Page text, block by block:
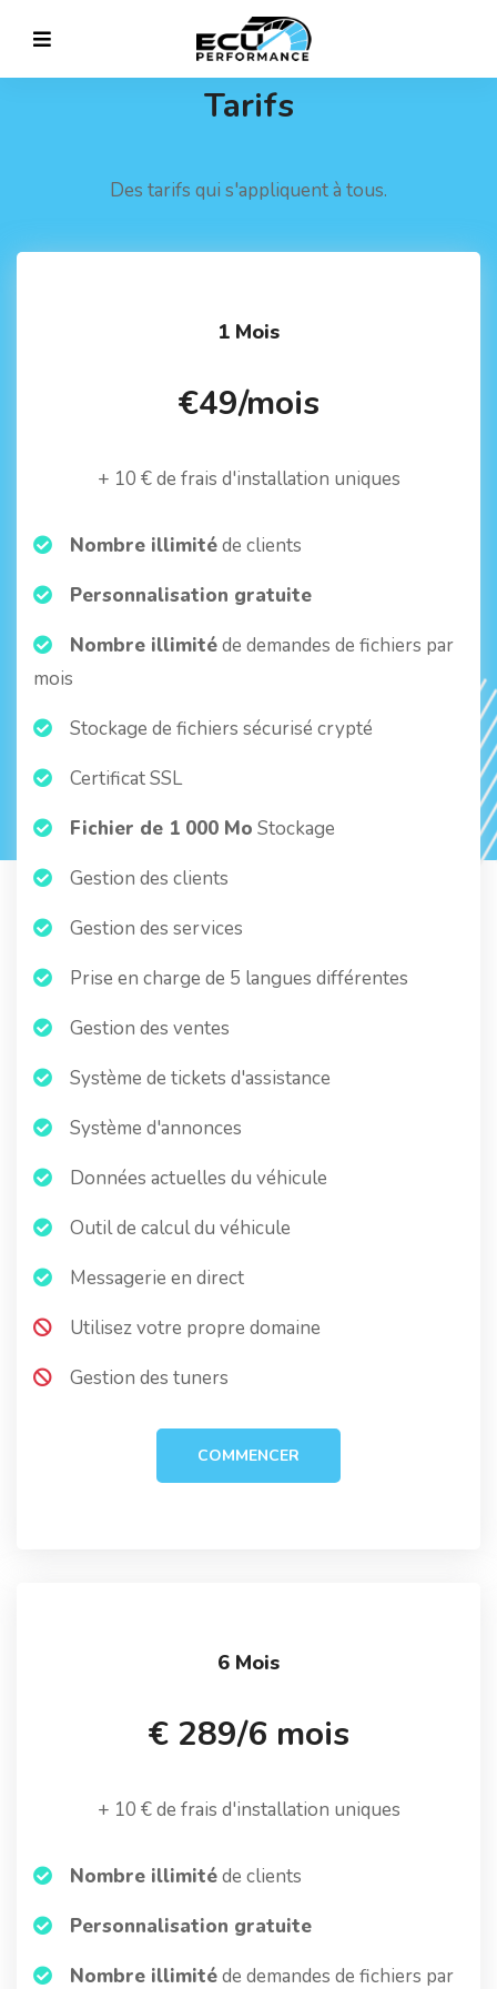
Tarifs
Des tarifs qui s'appliquent à tous.
1 Mois
€49/mois
+ 10 € de frais d'installation uniques
Nombre illimitéde clients
Personnalisation gratuite
Nombre illimitéde demandes de fichiers par
mois
Stockage de fichiers sécurisé crypté
Certificat SSL
Fichier de 1 000 Mo Stockage
Gestion des clients
Gestion des services
Prise en charge de 5 langues différentes
Gestion des ventes
Système de tickets d'assistance
Système d'annonces
Données actuelles du véhicule
Outil de calcul du véhicule
Messagerie en direct
Utilisez votre propre domaine
Gestion des tuners
COMMENCER
6 Mois
€ 289/6 mois
+ 10 € de frais d'installation uniques
Nombre illimitéde clients
Personnalisation gratuite
Nombre illimitéde demandes de fichiers par